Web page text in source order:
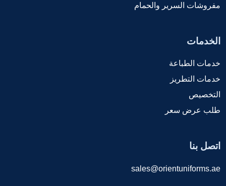
مفروشات السرير والحمام
الخدمات
خدمات الطباعة
خدمات التطريز
التخصيص
طلب عرض سعر
اتصل بنا
sales@orientuniforms.ae